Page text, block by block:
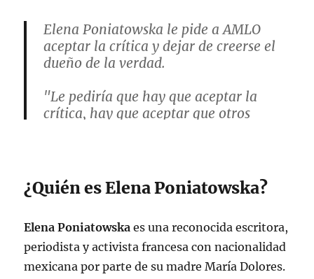
Elena Poniatowska le pide a AMLO
aceptar la crítica y dejar de creerse el
dueño de la verdad.
"Le pediría que hay que aceptar la
crítica, hay que aceptar que otros
sabe'".pic.twitter.com/viJnlQqMVf
October 14, 2022
¿Quién es Elena Poniatowska?
Elena Poniatowskaes una reconocida escritora,
periodista y activista francesa con nacionalidad
mexicana por parte de su madre María Dolores.